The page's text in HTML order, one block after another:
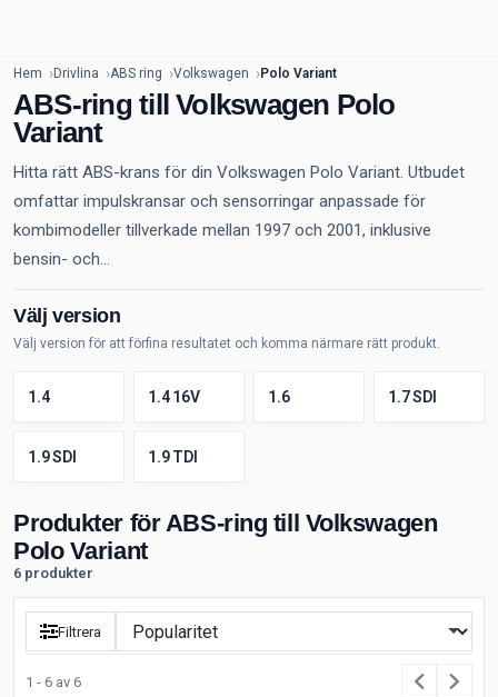
Hem Drivlina ABS ring Volkswagen Polo Variant
ABS-ring till Volkswagen Polo
Variant
Hitta rätt ABS-krans för din Volkswagen Polo Variant. Utbudet
omfattar impulskransar och sensorringar anpassade för
kombimodeller tillverkade mellan 1997 och 2001, inklusive
bensin- och...
Välj version
Välj version för att förfina resultatet och komma närmare rätt produkt.
1.4 1.4 16V 1.6 1.7 SDI
1.9 SDI 1.9 TDI
Produkter för ABS-ring till Volkswagen
Polo Variant
6 produkter
Filtrera
1 - 6 av 6